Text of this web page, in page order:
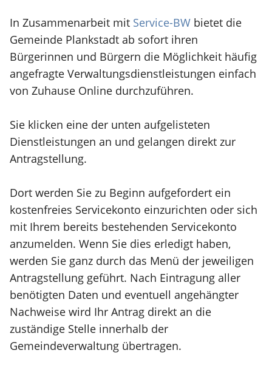
In Zusammenarbeit mit Service-BW bietet die
Gemeinde Plankstadt ab sofort ihren
Bürgerinnen und Bürgern die Möglichkeit häufig
angefragte Verwaltungsdienstleistungen einfach
von Zuhause Online durchzuführen.
Sie klicken eine der unten aufgelisteten
Dienstleistungen an und gelangen direkt zur
Antragstellung.
Dort werden Sie zu Beginn aufgefordert ein
kostenfreies Servicekonto einzurichten oder sich
mit Ihrem bereits bestehenden Servicekonto
anzumelden. Wenn Sie dies erledigt haben,
werden Sie ganz durch das Menü der jeweiligen
Antragstellung geführt. Nach Eintragung aller
benötigten Daten und eventuell angehängter
Nachweise wird Ihr Antrag direkt an die
zuständige Stelle innerhalb der
Gemeindeverwaltung übertragen.